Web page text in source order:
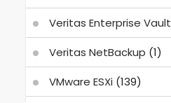
Veritas Enterprise Vault
Veritas NetBackup (1)
VMware ESXi (139)